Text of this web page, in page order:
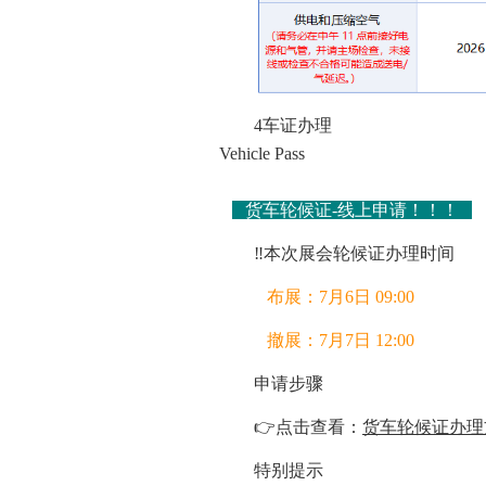
4车证办理
Vehicle Pass
货车轮候证-线上申请！！！
‼️本次展会轮候证办理时间
布展：7月6日 09:00
撤展：7月7日 12:00
申请步骤
👉点击查看： 货车轮候证办
特别提示